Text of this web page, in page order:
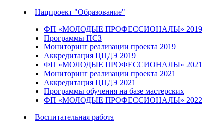
Нацпроект "Образование"
ФП «МОЛОДЫЕ ПРОФЕССИОНАЛЫ» 2019
Программы ПСЗ
Мониторинг реализации проекта 2019
Аккредитация ЦПДЭ 2019
ФП «МОЛОДЫЕ ПРОФЕССИОНАЛЫ» 2021
Мониторинг реализации проекта 2021
Аккредитация ЦПДЭ 2021
Программы обучения на базе мастерских
ФП «МОЛОДЫЕ ПРОФЕССИОНАЛЫ» 2022
Воспитательная работа